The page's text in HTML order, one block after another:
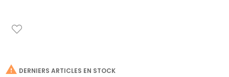
 DERNIERS ARTICLES EN STOCK